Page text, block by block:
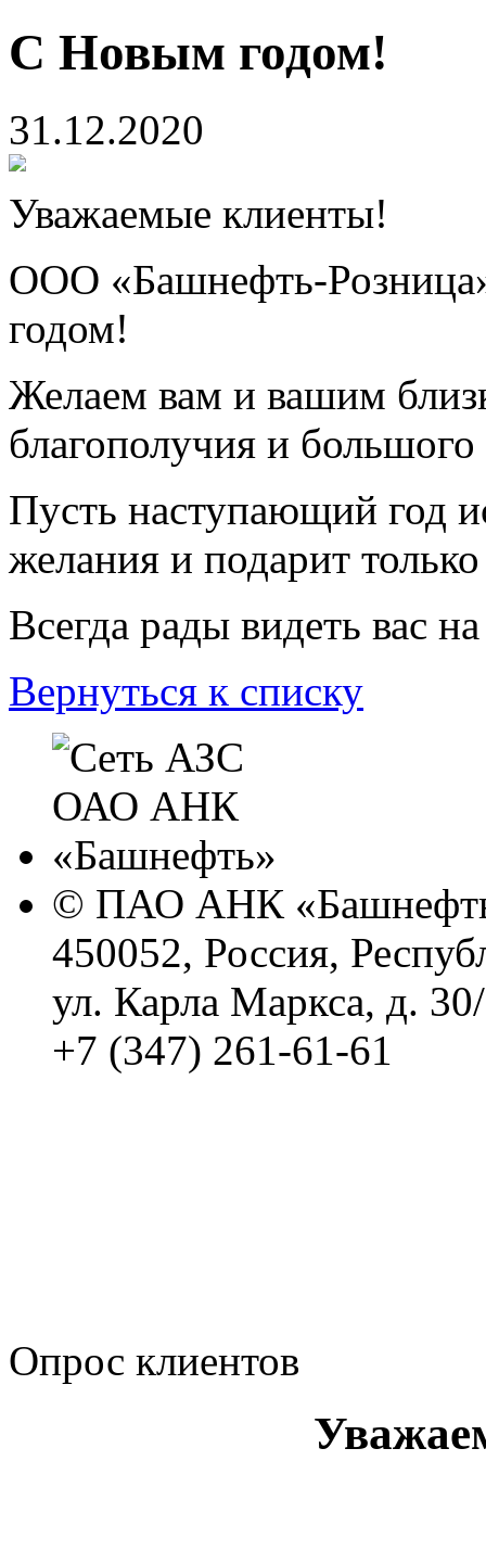
С Новым годом!
31.12.2020
Уважаемые клиенты!
ООО «Башнефть-
годом!
Желаем вам и вашим
благополучия и большого
Пусть наступающий год
желания и подарит
Всегда рады видеть вас
Вернуться к списку
© ПАО АНК
450052, Россия,
ул. Карла Маркса, д.
+7 (347) 261-61-61
Опрос клиентов